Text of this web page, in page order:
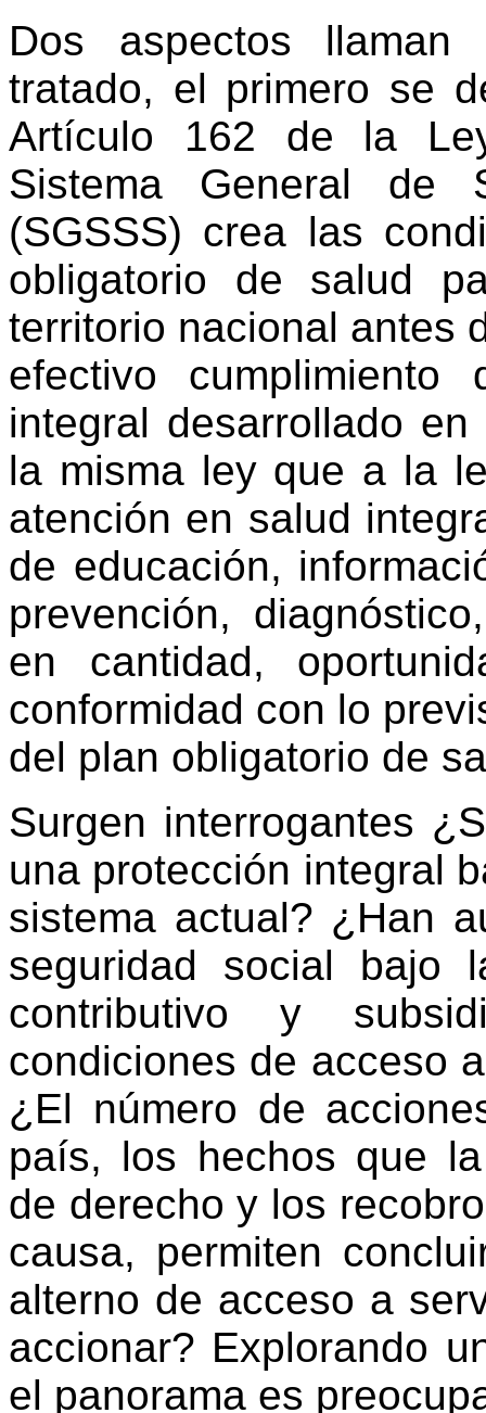
Dos aspectos
tratado, el primero se
Artículo 162 de la
Sistema General de
(SGSSS) crea las
obligatorio de salud
territorio nacional antes
efectivo cumplimiento
integral desarrollado
la misma ley que a la
atención en salud
de educación,
prevención,
en cantidad,
conformidad con lo
del plan obligatorio de
Surgen interrogantes
una protección integral
sistema actual? ¿Han
seguridad social bajo
contributivo y
condiciones de acceso
¿El número de
país, los hechos que
de derecho y los
causa, permiten
alterno de acceso a
accionar? Explorando
el panorama es